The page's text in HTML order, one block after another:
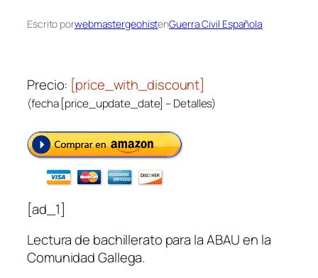
Escrito porwebmastergeohistenGuerra Civil Española
Precio: [price_with_discount]
(fecha [price_update_date] –Detalles)
[ad_1]
Lectura de bachillerato para la ABAU en la
Comunidad Gallega.